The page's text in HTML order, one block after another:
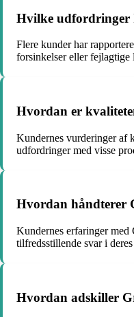
Hvilke udfordringer
Flere kunder har
forsinkelser eller fejlagtige
Hvordan er
Kundernes vurderinger af
udfordringer med visse
Hvordan håndterer
Kundernes erfaringer
tilfredsstillende svar i
Hvordan adskiller